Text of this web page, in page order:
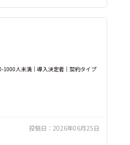
1000人未満｜導入決定者｜契約タイプ
投稿日： 2026年06月25日